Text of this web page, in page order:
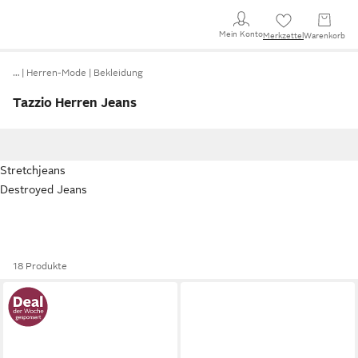
Mein KontoMerkzettel Warenkorb
… Herren-Mode Bekleidung
Tazzio Herren Jeans
Stretchjeans
Destroyed Jeans
18 Produkte